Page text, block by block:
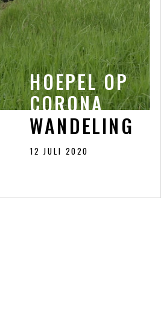
12 JULI 2020
HOEPEL OP
CORONA
WANDELING
HOEPEL OP
CORONA
WANDELING